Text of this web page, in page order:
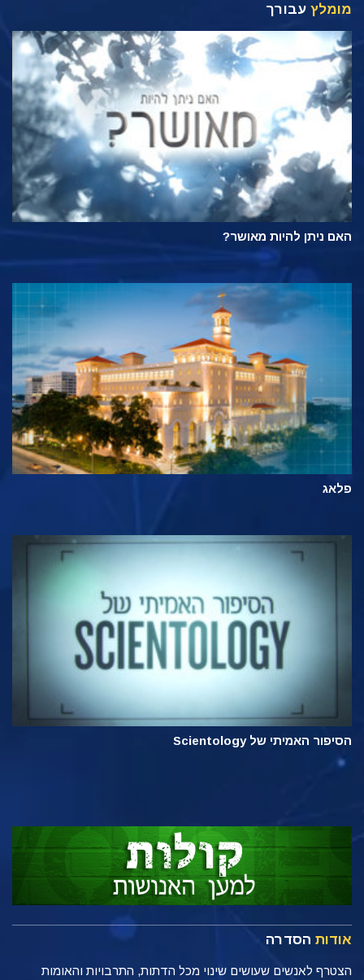
מומלץ עבורך
האם ניתן להיות מאושר?
פלאג
הסיפור האמיתי של Scientology
אודות הסדרה
הצטרף לאנשים שעושים שינוי מכל הדתות, התרבויות והאומות